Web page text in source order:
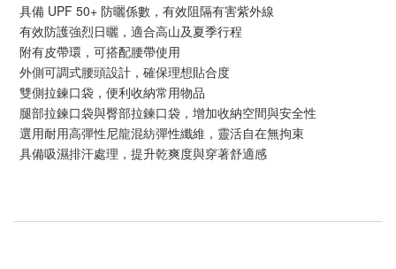
具備 UPF 50+ 防曬係數，有效阻隔有害紫外線
有效防護強烈日曬，適合高山及夏季行程
附有皮帶環，可搭配腰帶使用
外側可調式腰頭設計，確保理想貼合度
雙側拉鍊口袋，便利收納常用物品
腿部拉鍊口袋與臀部拉鍊口袋，增加收納空間與安全性
選用耐用高彈性尼龍混紡彈性纖維，靈活自在無拘束
具備吸濕排汗處理，提升乾爽度與穿著舒適感